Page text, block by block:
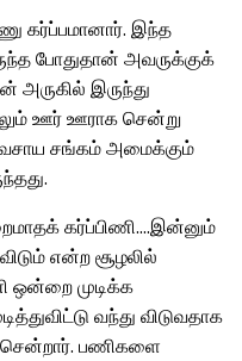
கர்ப்பமானார். இந்த
போதுதான் அவருக்குக்
அருகில் இருந்து
ஊர் ஊராக சென்று
சங்கம் அமைக்கும்
கர்ப்பிணி….இன்னும்
என்ற சூழலில்
ஒன்றை முடிக்க
வந்து விடுவதாக
சென்றார். பணிகளை